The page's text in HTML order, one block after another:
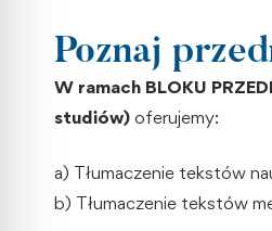
Poznaj
W ramach BLOKU
studiów) oferujemy:
a) Tłumaczenie tekstów
b) Tłumaczenie tekstów